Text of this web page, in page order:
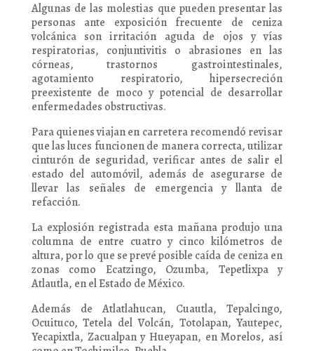
Algunas de las molestias que pueden presentar las
personas ante exposición frecuente de ceniza
volcánica son irritación aguda de ojos y vías
respiratorias, conjuntivitis o abrasiones en las
córneas, trastornos gastrointestinales,
agotamiento respiratorio, hipersecreción
preexistente de moco y potencial de desarrollar
enfermedades obstructivas.
Para quienes viajan en carretera recomendó revisar
que las luces funcionen de manera correcta, utilizar
cinturón de seguridad, verificar antes de salir el
estado del automóvil, además de asegurarse de
llevar las señales de emergencia y llanta de
refacción.
La explosión registrada esta mañana produjo una
columna de entre cuatro y cinco kilómetros de
altura, por lo que se prevé posible caída de ceniza en
zonas como Ecatzingo, Ozumba, Tepetlixpa y
Atlautla, en el Estado de México.
Además de Atlatlahucan, Cuautla, Tepalcingo,
Ocuituco, Tetela del Volcán, Totolapan, Yautepec,
Yecapixtla, Zacualpan y Hueyapan, en Morelos, así